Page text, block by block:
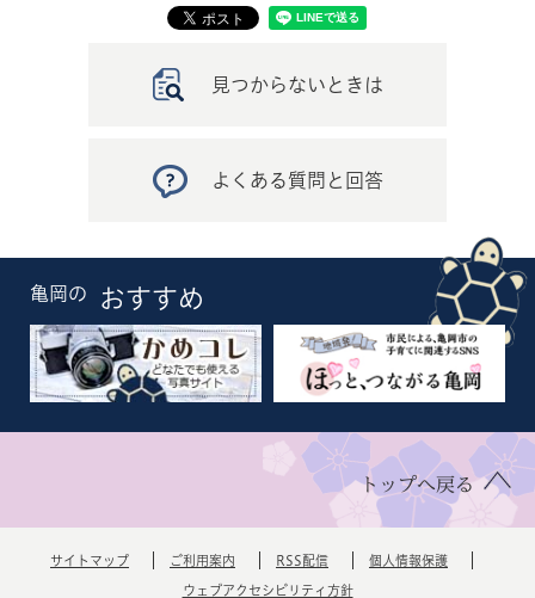
見つからないときは
よくある質問と回答
亀岡の おすすめ
トップへ戻る
サイトマップ ご利用案内 RSS配信 個人情報保護
ウェブアクセシビリティ方針